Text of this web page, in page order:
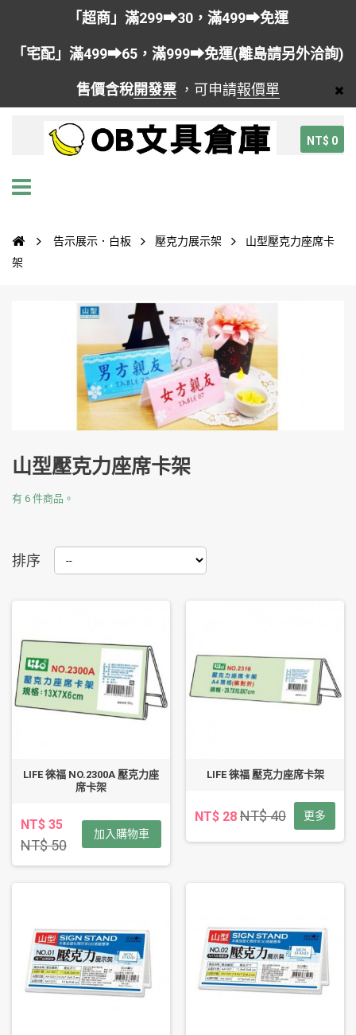
「超商」滿299➡30，滿499➡免運
「宅配」滿499➡65，滿999➡免運(離島請另外洽詢)
售價含稅開發票 ，可申請報價單
NT$ 0
告示展示．白板 壓克力展示架
山型壓克力座席卡
架
山型壓克力座席卡架
有 6 件商品。
排序
LIFE 徠福 NO.2300A 壓克力座
席卡架
NT$ 35
NT$ 50
加入購物車
LIFE 徠福 壓克力座席卡架
NT$ 28 NT$ 40 更多